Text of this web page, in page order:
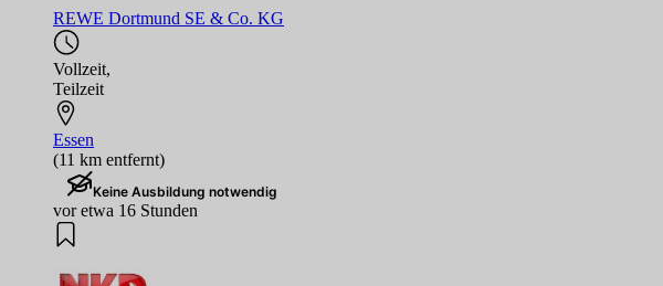
REWE Dortmund SE & Co. KG
Vollzeit,
Teilzeit
Essen
(11 km entfernt)
Keine Ausbildung notwendig
vor etwa 16 Stunden